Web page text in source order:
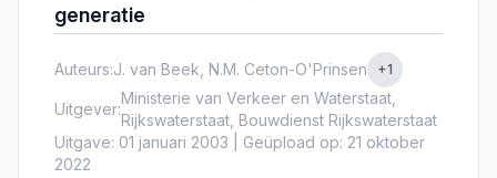
generatie
Auteurs:J. van Beek, N.M. Ceton-O'Prinsen +1
Uitgever:
Ministerie van Verkeer en Waterstaat,
Rijkswaterstaat, Bouwdienst Rijkswaterstaat
Uitgave: 01 januari 2003 | Geüpload op: 21 oktober
2022